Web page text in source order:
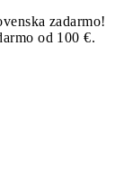
zadarmo!
od 100 €.